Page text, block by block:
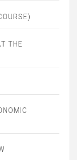
THE